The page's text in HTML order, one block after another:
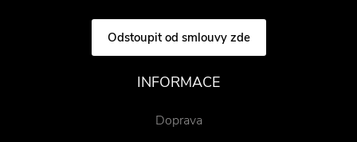
Odstoupit od smlouvy zde
INFORMACE
Doprava